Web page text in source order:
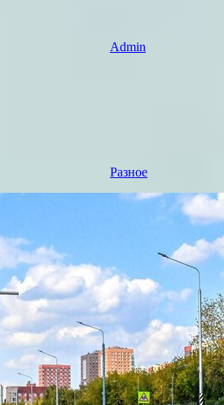
Admin
Разное